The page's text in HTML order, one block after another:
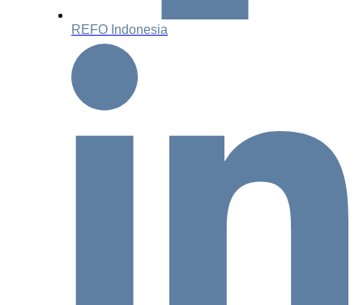
REFO Indonesia